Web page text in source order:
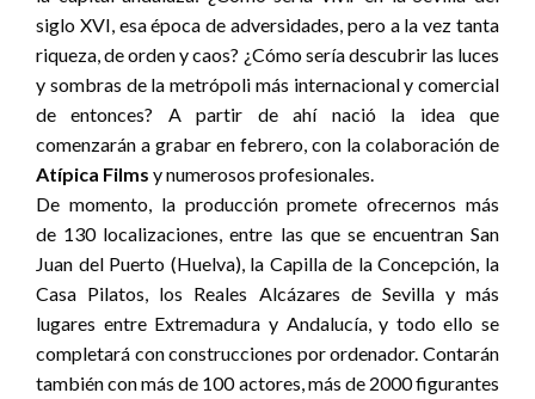
siglo XVI, esa época de adversidades, pero a la vez tanta
riqueza, de orden y caos? ¿Cómo sería descubrir las luces
y sombras de la metrópoli más internacional y comercial
de entonces? A partir de ahí nació la idea que
comenzarán a grabar en febrero, con la colaboración de
Atípica Films y numerosos profesionales.
De momento, la producción promete ofrecernos más
de 130 localizaciones, entre las que se encuentran San
Juan del Puerto (Huelva), la Capilla de la Concepción, la
Casa Pilatos, los Reales Alcázares de Sevilla y más
lugares entre Extremadura y Andalucía, y todo ello se
completará con construcciones por ordenador. Contarán
también con más de 100 actores, más de 2000 figurantes